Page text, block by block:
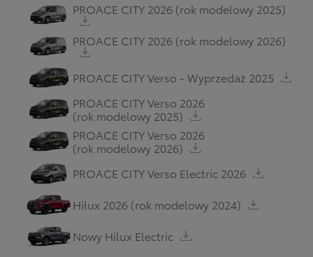
PROACE CITY 2026 (rok modelowy 2025)
PROACE CITY 2026 (rok modelowy 2026)
PROACE CITY Verso - Wyprzedaż 2025
PROACE CITY Verso 2026
(rok modelowy 2025)
PROACE CITY Verso 2026
(rok modelowy 2026)
PROACE CITY Verso Electric 2026
Hilux 2026 (rok modelowy 2024)
Nowy Hilux Electric